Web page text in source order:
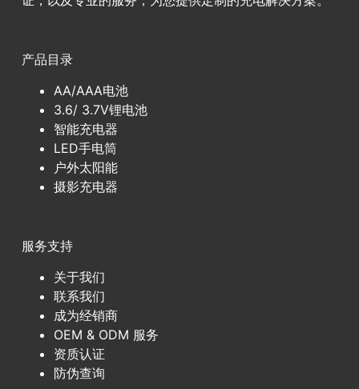
产品目录
AA/AAA电池
3.6/ 3.7V锂电池
智能充电器
LED手电筒
户外太阳能
摄影充电器
服务支持
关于我们
联系我们
成为经销商
OEM & ODM 服务
资质认证
防伪查询